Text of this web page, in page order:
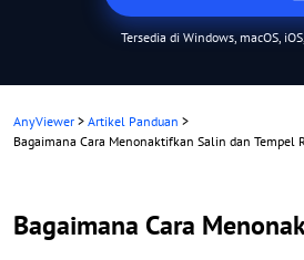
Tersedia di Windows, macOS,
AnyViewer > Artikel Panduan >
Bagaimana Cara Menonaktifkan Salin dan Tempel
Bagaimana Cara